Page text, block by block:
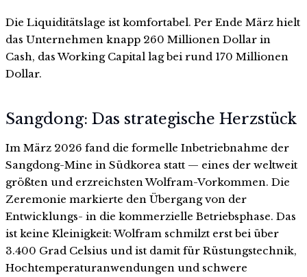
Die Liquiditätslage ist komfortabel. Per Ende März hielt
das Unternehmen knapp 260 Millionen Dollar in
Cash, das Working Capital lag bei rund 170 Millionen
Dollar.
Sangdong: Das strategische Herzstück
Im März 2026 fand die formelle Inbetriebnahme der
Sangdong-Mine in Südkorea statt — eines der weltweit
größten und erzreichsten Wolfram-Vorkommen. Die
Zeremonie markierte den Übergang von der
Entwicklungs- in die kommerzielle Betriebsphase. Das
ist keine Kleinigkeit: Wolfram schmilzt erst bei über
3.400 Grad Celsius und ist damit für Rüstungstechnik,
Hochtemperaturanwendungen und schwere